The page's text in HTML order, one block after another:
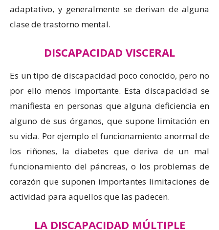
adaptativo, y generalmente se derivan de alguna
clase de trastorno mental.
DISCAPACIDAD VISCERAL
Es un tipo de discapacidad poco conocido, pero no
por ello menos importante. Esta discapacidad se
manifiesta en personas que alguna deficiencia en
alguno de sus órganos, que supone limitación en
su vida. Por ejemplo el funcionamiento anormal de
los riñones, la diabetes que deriva de un mal
funcionamiento del páncreas, o los problemas de
corazón que suponen importantes limitaciones de
actividad para aquellos que las padecen.
LA DISCAPACIDAD MÚLTIPLE